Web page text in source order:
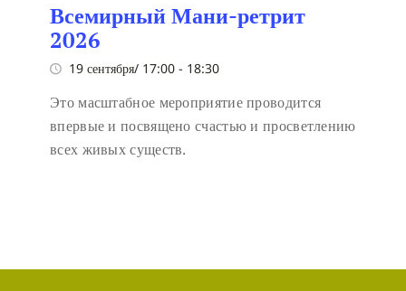
Всемирный Мани-ретрит
2026
19 сентября/ 17:00 - 18:30
Это масштабное мероприятие проводится
впервые и посвящено счастью и просветлению
всех живых существ.